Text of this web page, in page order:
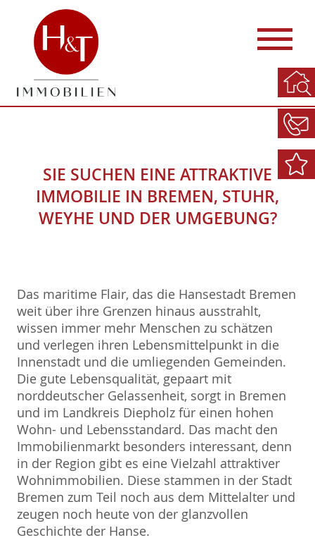
SIE SUCHEN EINE ATTRAKTIVE
IMMOBILIE IN BREMEN, STUHR,
WEYHE UND DER UMGEBUNG?
Das maritime Flair, das die Hansestadt Bremen
weit über ihre Grenzen hinaus ausstrahlt,
wissen immer mehr Menschen zu schätzen
und verlegen ihren Lebensmittelpunkt in die
Innenstadt und die umliegenden Gemeinden.
Die gute Lebensqualität, gepaart mit
norddeutscher Gelassenheit, sorgt in Bremen
und im Landkreis Diepholz für einen hohen
Wohn- und Lebensstandard. Das macht den
Immobilienmarkt besonders interessant, denn
in der Region gibt es eine Vielzahl attraktiver
Wohnimmobilien. Diese stammen in der Stadt
Bremen zum Teil noch aus dem Mittelalter und
zeugen noch heute von der glanzvollen
Geschichte der Hanse.